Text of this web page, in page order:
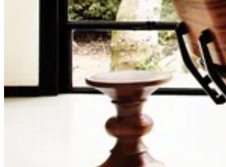
узнаваемый предмет мебели, созданный брендом.
Непревзойденное сочетание комфорта, элегантности и
функциональности делает это кресло желанным предметом
интерьера для ценителей стиля mid-century modern.
Eames LCM Table - еще один бестселлер от Eame. Этот стол,
разработанный Ээро Саариненом, является примером слияния
функциональности и дизайна. Его простая форма и плавные
линии делают его универсальным предметом мебели, который
подходит для любого интерьера.
Прошло уже более семидесяти лет с момента основания Eames
Office, но мебель этой легендарной марки продолжает
оставаться востребованной и актуальной. Дизайны Eames
покорили сердца миллионов людей благодаря своему
сочетанию функциональности, эстетики и долговечности. Эта
мебель не просто украшает интерьеры, она становится
неотъемлемой частью жизни, создавая атмосферу уюта,